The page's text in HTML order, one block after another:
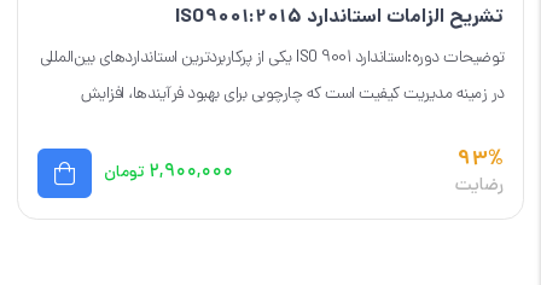
تشریح الزامات استاندارد ISO9001:2015
توضیحات دوره:استاندارد ISO 9001 یکی از پرکاربردترین استانداردهای بین‌المللی
در زمینه مدیریت کیفیت است که چارچوبی برای بهبود فرآیندها، افزایش
93%
رضایت ۲,۹۰۰,۰۰۰ تومان